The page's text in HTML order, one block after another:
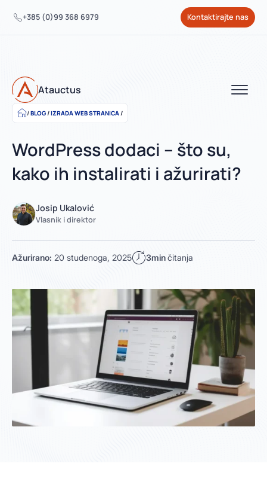
+385 (0)99 368 6979 Kontaktirajte nas
Atauctus
BLOG/IZRADA WEB STRANICA/
WordPress dodaci – što su,
kako ih instalirati i ažurirati?
Josip Ukalović
Vlasnik i direktor
Ažurirano: 20 studenoga, 2025 3minčitanja